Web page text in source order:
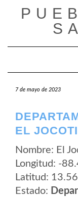
7 de mayo de 2023
EL
Nombre: El
Longitud: -
Latitud:
Estado: